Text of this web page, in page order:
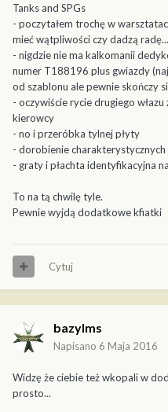
Tanks and SPGs
- poczytałem trochę w
mieć wątpliwości czy dadzą radę...
- nigdzie nie ma kalkomanii
numer T188196 plus gwiazdy
od szablonu ale pewnie skończy
- oczywiście rycie drugiego
kierowcy
- no i przeróbka tylnej płyty
- dorobienie
- graty i płachta identyfikacyjna
To na tą chwilę tyle.
Pewnie wyjdą dodatkowe kfiatki
Cytuj
bazylms
Napisano 6 Maja 2016
Widzę że ciebie też wkopali w
prosto...